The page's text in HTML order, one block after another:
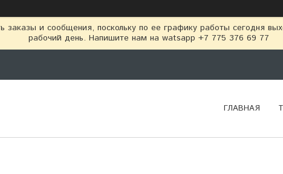
и сообщения, поскольку по ее графику работы сегодня
рабочий день. Напишите нам на watsapp +7 775 376 69 77
ГЛАВНАЯ